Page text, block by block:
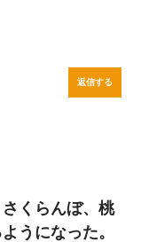
返信する
くらんぼ、桃
うになった。